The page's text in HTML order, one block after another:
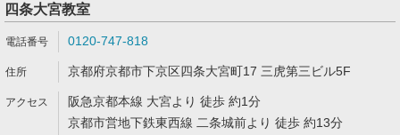
四条大宮教室
0120-747-818
京都府京都市下京区四条大宮町17 三虎第三ビル5F
阪急京都本線 大宮より 徒歩 約1分
京都市営地下鉄東西線 二条城前より 徒歩 約13分